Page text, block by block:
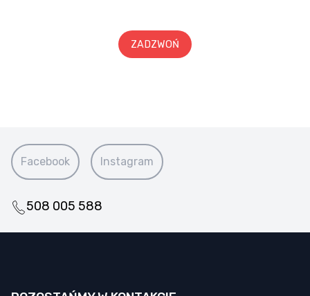
ZADZWOŃ
Facebook Instagram
508 005 588